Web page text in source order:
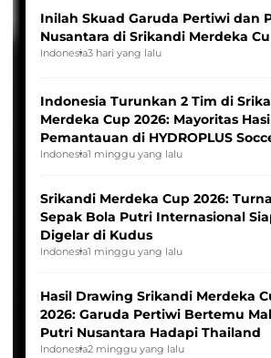
Inilah Skuad Garuda Pertiwi dan
Nusantara di Srikandi Merdeka
Indonesia3 hari yang lalu
Indonesia Turunkan 2 Tim di
Merdeka Cup 2026: Mayoritas
Pemantauan di HYDROPLUS
League
Indonesia1 minggu yang lalu
Srikandi Merdeka Cup 2026:
Sepak Bola Putri Internasional
Digelar di Kudus
Indonesia1 minggu yang lalu
Hasil Drawing Srikandi Merdeka
2026: Garuda Pertiwi Bertemu
Putri Nusantara Hadapi Thailand
Indonesia2 minggu yang lalu